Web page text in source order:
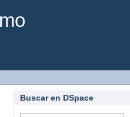
Buscar en DSpace